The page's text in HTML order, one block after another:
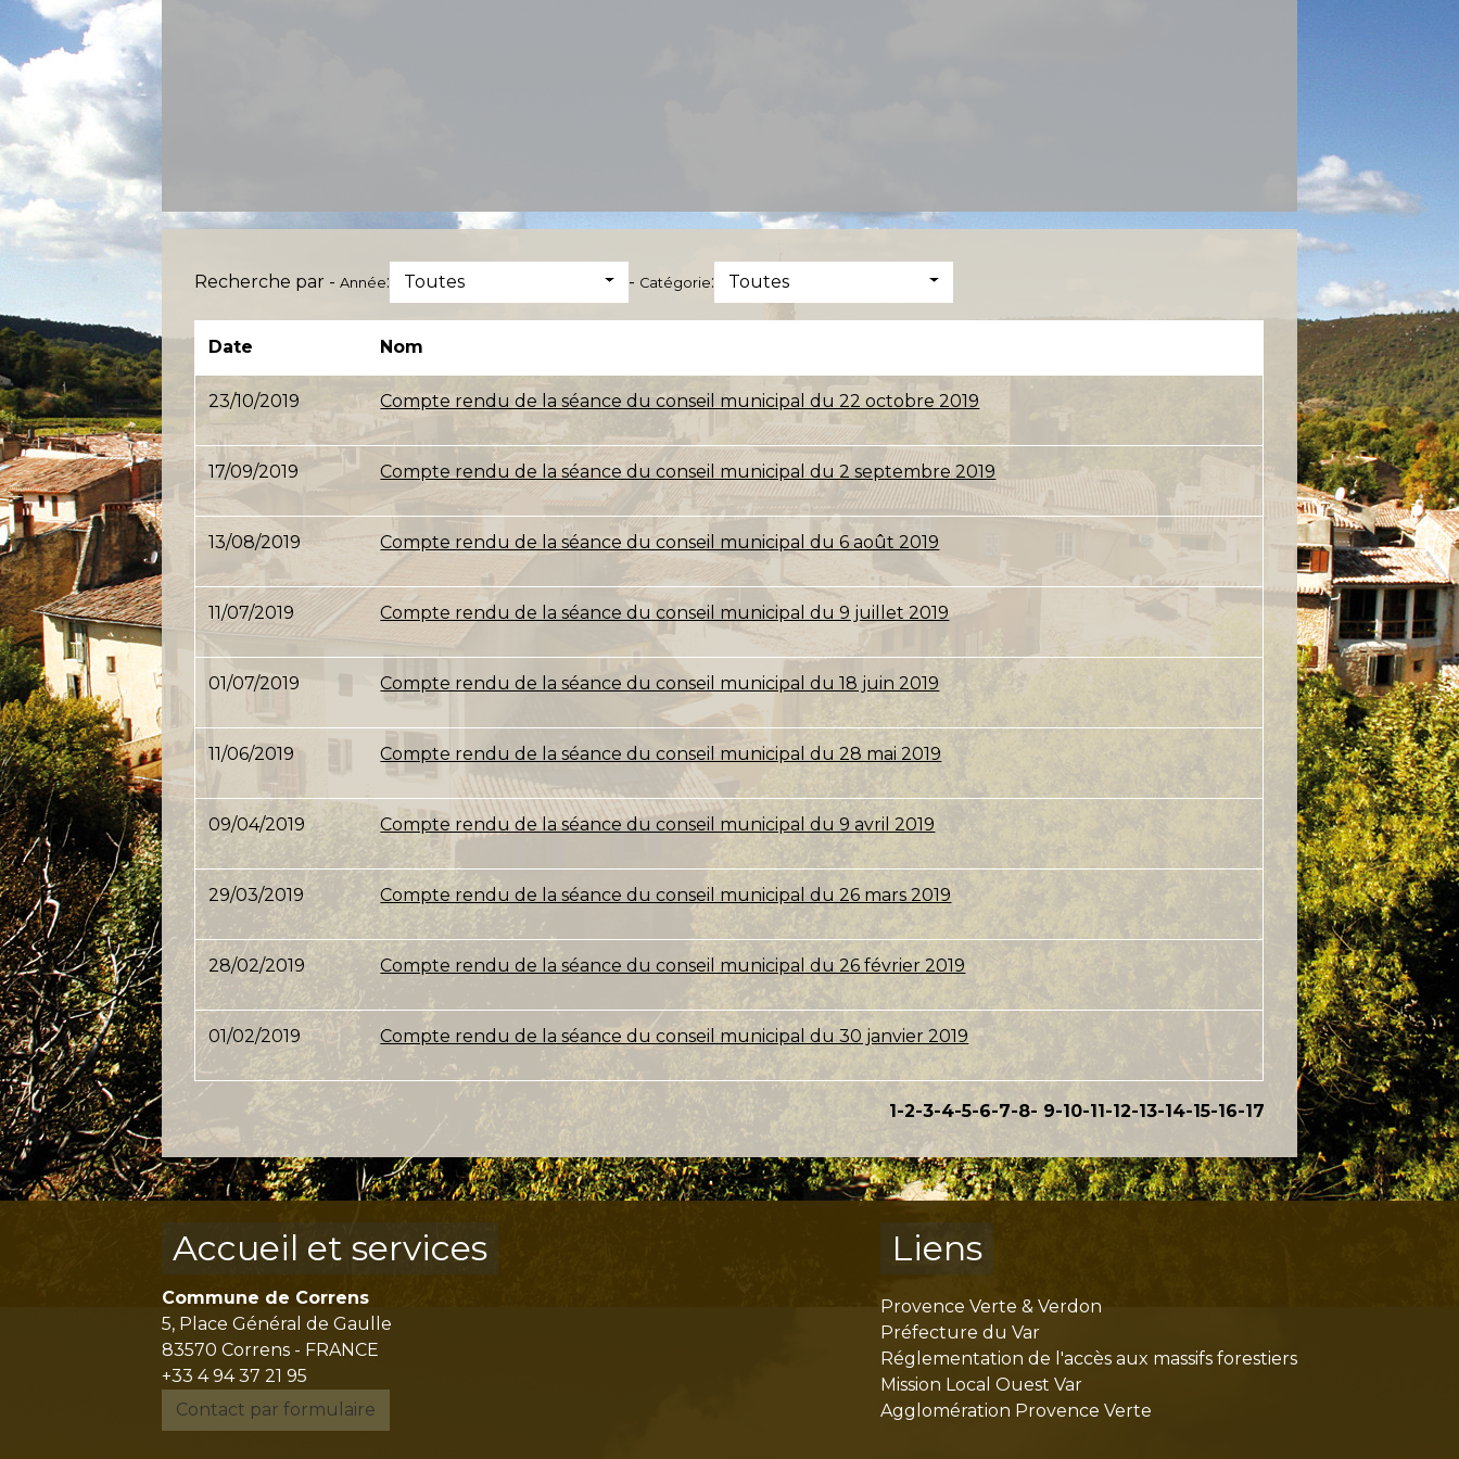
Recherche par -Année: Toutes - Catégorie: Toutes
Date Nom
23/10/2019 Compte rendu de la séance du conseil municipal du 22 octobre 2019
17/09/2019 Compte rendu de la séance du conseil municipal du 2 septembre 2019
13/08/2019 Compte rendu de la séance du conseil municipal du 6 août 2019
11/07/2019 Compte rendu de la séance du conseil municipal du 9 juillet 2019
01/07/2019 Compte rendu de la séance du conseil municipal du 18 juin 2019
11/06/2019 Compte rendu de la séance du conseil municipal du 28 mai 2019
09/04/2019 Compte rendu de la séance du conseil municipal du 9 avril 2019
29/03/2019 Compte rendu de la séance du conseil municipal du 26 mars 2019
28/02/2019 Compte rendu de la séance du conseil municipal du 26 février 2019
01/02/2019 Compte rendu de la séance du conseil municipal du 30 janvier 2019
1-2-3-4-5-6-7-8- 9-10-11-12-13-14-15-16-17
Accueil et services
Commune de Correns
5, Place Général de Gaulle
83570 Correns - FRANCE
+33 4 94 37 21 95
Contact par formulaire
Liens
Provence Verte & Verdon
Préfecture du Var
Réglementation de l'accès aux massifs forestiers
Mission Local Ouest Var
Agglomération Provence Verte